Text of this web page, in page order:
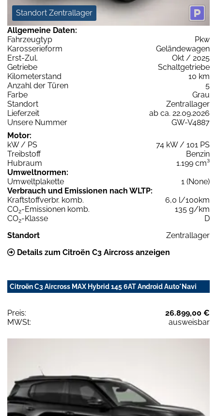
Standort Zentrallager
Allgemeine Daten:
Fahrzeugtyp
Pkw
Karosserieform
Geländewagen
Erst-Zul.
Okt / 2025
Getriebe
Schaltgetriebe
Kilometerstand
10 km
Anzahl der Türen
5
Farbe
Grau
Standort
Zentrallager
Lieferzeit
ab ca. 22.09.2026
Unsere Nummer
GW-V4887
Motor:
kW / PS
74 kW / 101 PS
Treibstoff
Benzin
Hubraum
1.199 cm³
Umweltnormen:
Umweltplakette
1 (None)
Verbrauch und Emissionen nach WLTP:
Kraftstoffverbr. komb.
6,0 l/100km
CO2-Emissionen komb.
135 g/km
CO2-Klasse
D
Standort
Zentrallager
Details zum Citroën C3 Aircross anzeigen
Citroën C3 Aircross MAX Hybrid 145 6AT Android Auto*Navi
Preis:
26.899,00 €
MWSt:
ausweisbar